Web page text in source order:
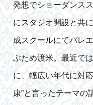
発想でショーダンス
にスタジオ開設と共
成スクールにてバレ
ぶため渡米。最近で
に、幅広い年代に対
康”と言ったテーマの